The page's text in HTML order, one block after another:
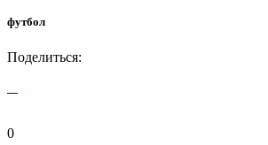
футбол
Поделиться:
0